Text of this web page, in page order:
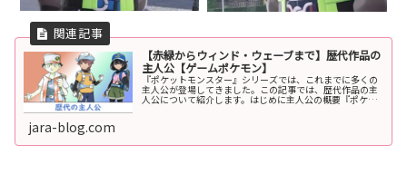
【赤緑からウィンド・ウェーブまで】歴代作品の
主人公【ゲームポケモン】
『ポケットモンスター』シリーズでは、これまでに多くの
主人公が登場してきました。この記事では、歴代作品の主
人公について紹介します。はじめに主人公の概要『ポケッ
jara-blog.com